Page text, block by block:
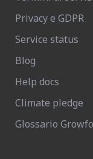
Privacy e GDPR
Service status
Blog
Help docs
Climate pledge
Glossario